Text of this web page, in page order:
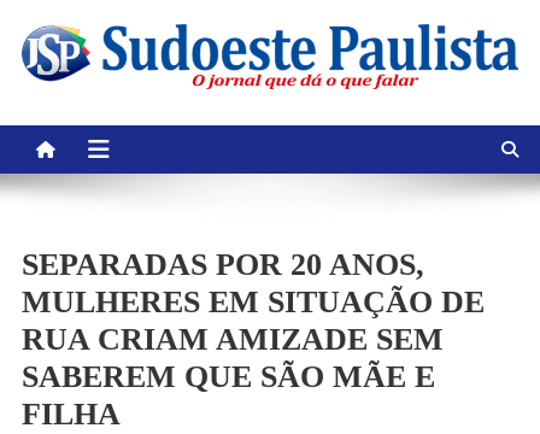
content
SEPARADAS POR 20 ANOS,
MULHERES EM SITUAÇÃO DE
RUA CRIAM AMIZADE SEM
SABEREM QUE SÃO MÃE E
FILHA